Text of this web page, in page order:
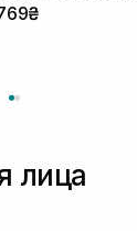
лица